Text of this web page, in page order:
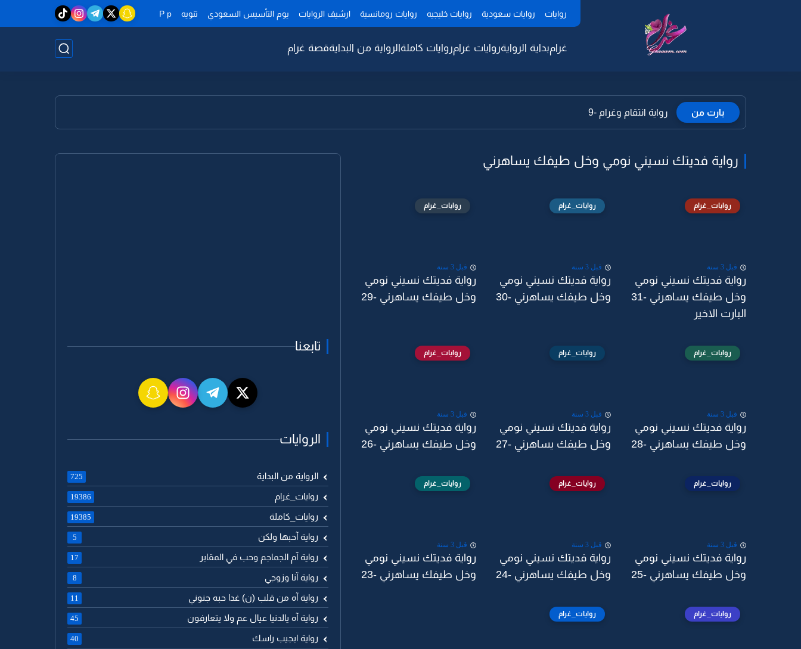
روايات روايات سعودية روايات خليجيه روايات رومانسية ارشيف الروايات يوم التأسيس السعودي تنويه P p
غرامبداية الروايةروايات غرامروايات كاملةالرواية من البدايةقصة غرام
بارت من رواية انتقام وغرام -9
رواية فديتك نسيني نومي وخل طيفك يساهرني
روايات_غرام
قبل 3 سنة
رواية فديتك نسيني نومي
وخل طيفك يساهرني -31
البارت الاخير
روايات_غرام
قبل 3 سنة
رواية فديتك نسيني نومي
وخل طيفك يساهرني -30
روايات_غرام
قبل 3 سنة
رواية فديتك نسيني نومي
وخل طيفك يساهرني -29
روايات_غرام
قبل 3 سنة
رواية فديتك نسيني نومي
وخل طيفك يساهرني -28
روايات_غرام
قبل 3 سنة
رواية فديتك نسيني نومي
وخل طيفك يساهرني -27
روايات_غرام
قبل 3 سنة
رواية فديتك نسيني نومي
وخل طيفك يساهرني -26
روايات_غرام
قبل 3 سنة
رواية فديتك نسيني نومي
وخل طيفك يساهرني -25
روايات_غرام
قبل 3 سنة
رواية فديتك نسيني نومي
وخل طيفك يساهرني -24
روايات_غرام
قبل 3 سنة
رواية فديتك نسيني نومي
وخل طيفك يساهرني -23
روايات_غرام روايات_غرام
تابعنا
الروايات
الرواية من البداية 725
روايات_غرام 19386
روايات_كاملة 19385
رواية آحبها ولكن 5
رواية آم الجماجم وحب في المقابر 17
رواية آنا وزوجي 8
رواية آه من قلب (ن) غدا حبه جنوني 11
رواية آه يالدنيا عيال عم ولا يتعارفون 45
رواية ابجيب راسك 40